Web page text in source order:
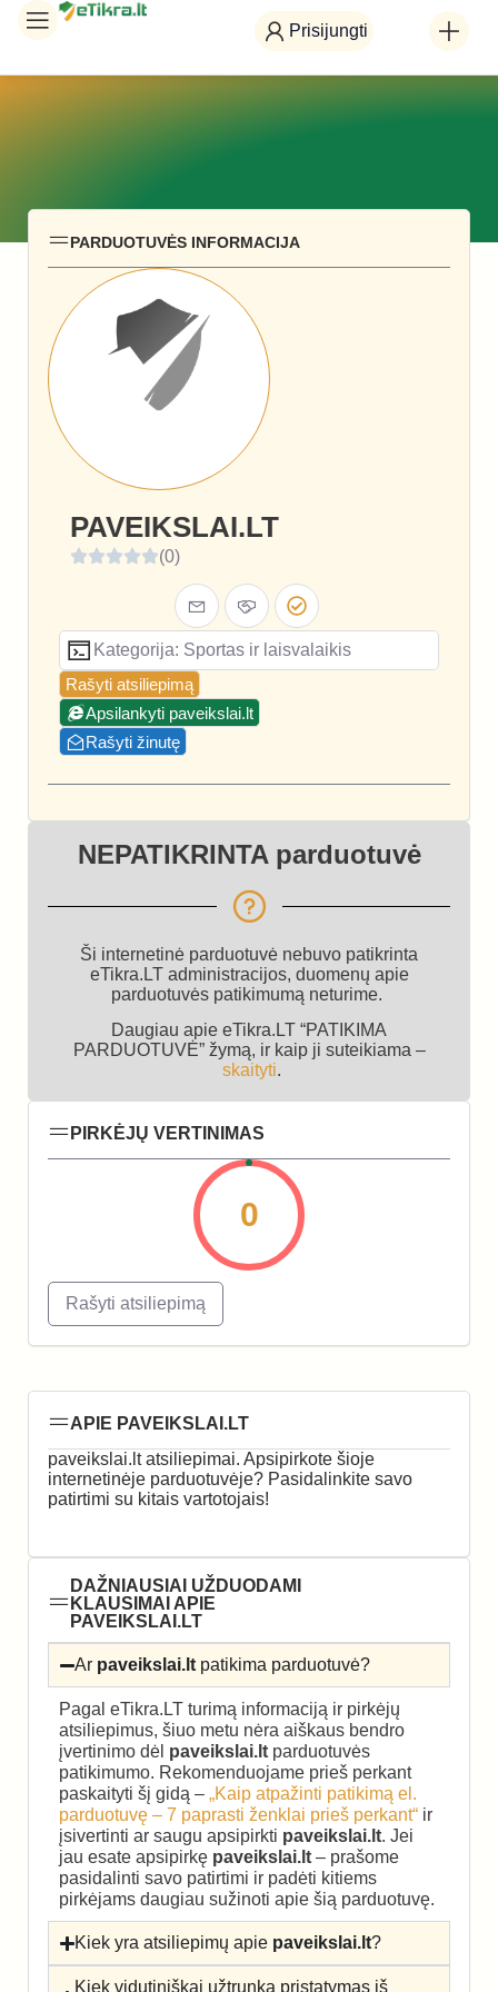
Prisijungti
PARDUOTUVĖS INFORMACIJA
PAVEIKSLAI.LT
(0)
Kategorija: Sportas ir laisvalaikis
Rašyti atsiliepimą
Apsilankyti paveikslai.lt
Rašyti žinutę
NEPATIKRINTA parduotuvė
Ši internetinė parduotuvė nebuvo patikrinta
eTikra.LT administracijos, duomenų apie
parduotuvės patikimumą neturime.
Daugiau apie eTikra.LT “PATIKIMA
PARDUOTUVĖ” žymą, ir kaip ji suteikiama –
skaityti.
PIRKĖJŲ VERTINIMAS
0
Rašyti atsiliepimą
APIE PAVEIKSLAI.LT
paveikslai.lt atsiliepimai. Apsipirkote šioje
internetinėje parduotuvėje? Pasidalinkite savo
patirtimi su kitais vartotojais!
DAŽNIAUSIAI UŽDUODAMI
KLAUSIMAI APIE
PAVEIKSLAI.LT
Ar paveikslai.lt patikima parduotuvė?
Pagal eTikra.LT turimą informaciją ir pirkėjų
atsiliepimus, šiuo metu nėra aiškaus bendro
įvertinimo dėl paveikslai.lt parduotuvės
patikimumo. Rekomenduojame prieš perkant
paskaityti šį gidą – „Kaip atpažinti patikimą el.
parduotuvę – 7 paprasti ženklai prieš perkant“ ir
įsivertinti ar saugu apsipirkti paveikslai.lt. Jei
jau esate apsipirkę paveikslai.lt – prašome
pasidalinti savo patirtimi ir padėti kitiems
pirkėjams daugiau sužinoti apie šią parduotuvę.
Kiek yra atsiliepimų apie paveikslai.lt?
Kiek vidutiniškai užtrunka pristatymas iš